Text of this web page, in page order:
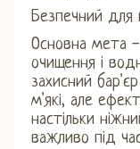
Безпечний для
Основна мета
очищення і
захисний
м'які, але
настільки
важливо під